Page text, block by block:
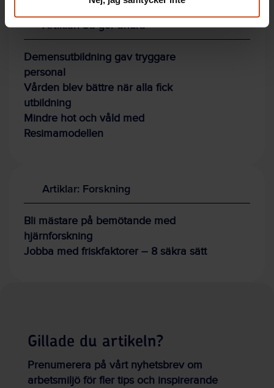
Artiklar: Så gör andra
Demensutbildning gav tryggare
personal
Vården blev bättre när alla fick
utbildning
Mindre hot och våld med
Resimamodellen
Artiklar: Forskning
Bli mästare på bemötande med
hjärnforskning
Jobba med friskfaktorer – 8 säkra sätt
Gillade du artikeln?
Prenumerera på vårt nyhetsbrev om
arbetsmiljö för fler tips och inspirerande